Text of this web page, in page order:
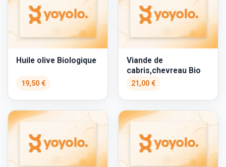
Huile olive Biologique
19,50 €
Viande de
cabris,chevreau Bio
21,00 €